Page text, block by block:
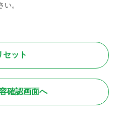
約（本利用規約では網羅できな
、全てのユーザが法令に則って安
くために、以下に定める行為を禁
。